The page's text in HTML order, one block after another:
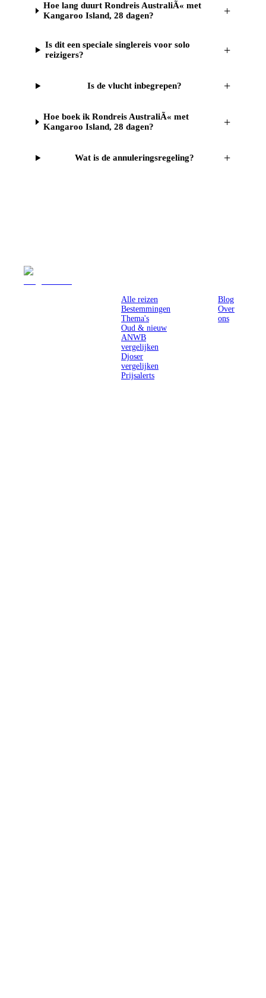
Hoe lang duurt Rondreis AustraliÃ« met
Kangaroo Island, 28 dagen?
+
Is dit een speciale singlereis voor solo
reizigers?
+
Is de vlucht inbegrepen? +
Hoe boek ik Rondreis AustraliÃ« met
Kangaroo Island, 28 dagen?
+
Wat is de annuleringsregeling? +
Alle reizen
Bestemmingen
Thema's
Oud & nieuw
ANWB
vergelijken
Djoser
vergelijken
Prijsalerts
Blog
Over
ons